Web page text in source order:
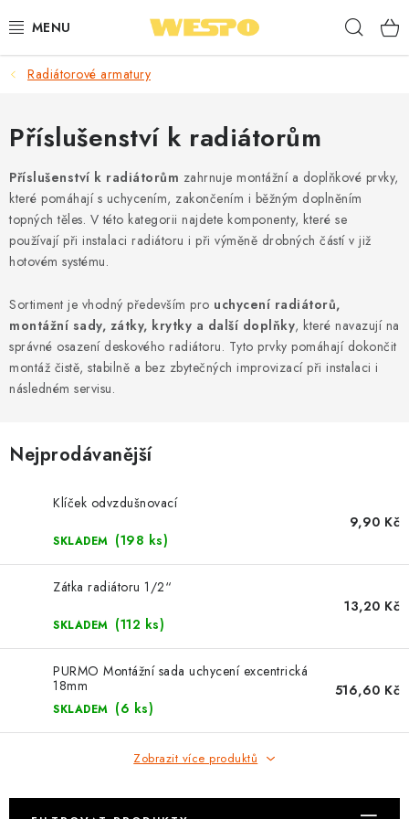
na
ARMATURY PRO TOPENÍ A VODU
TOPENÍ A OHŘEV VODY
TVAROVKY A TRUBKY
VODOINSTALACE
NÁŘADÍ
⭐ NEJLÉPE HODNOCENÉ
🏷️ VÝPRODEJ
🎁 ODMĚNY ZA BODY
🏆 WESPO BONUS
OBCHODNÍ PODMÍNKY
O NÁS
Radiátorové armatury
Příslušenství k radiátorům
Příslušenství k radiátorům zahrnuje montážní a doplňkové prvky,
které pomáhají s uchycením, zakončením i běžným doplněním
topných těles. V této kategorii najdete komponenty, které se
používají při instalaci radiátoru i při výměně drobných částí v již
hotovém systému.
Sortiment je vhodný především pro uchycení radiátorů,
montážní sady, zátky, krytky a další doplňky, které navazují na
správné osazení deskového radiátoru. Tyto prvky pomáhají dokončit
montáž čistě, stabilně a bez zbytečných improvizací při instalaci i
následném servisu.
Nejprodávanější
Klíček odvzdušnovací
SKLADEM (198 ks)
9,90 Kč
Zátka radiátoru 1/2“
SKLADEM (112 ks)
13,20 Kč
PURMO Montážní sada uchycení excentrická
18mm
SKLADEM (6 ks)
516,60 Kč
Zobrazit více produktů